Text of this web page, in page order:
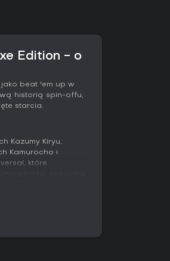
Edition - o
jako beat 'em up w
historią spin-offu,
starcia.
Kazumy Kiryu,
Kamurocho i
które
zmieniają dynamikę